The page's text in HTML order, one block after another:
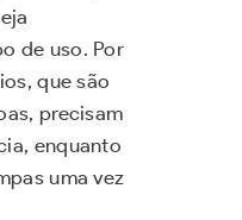
de uso. Por
que são
precisam
enquanto
uma vez